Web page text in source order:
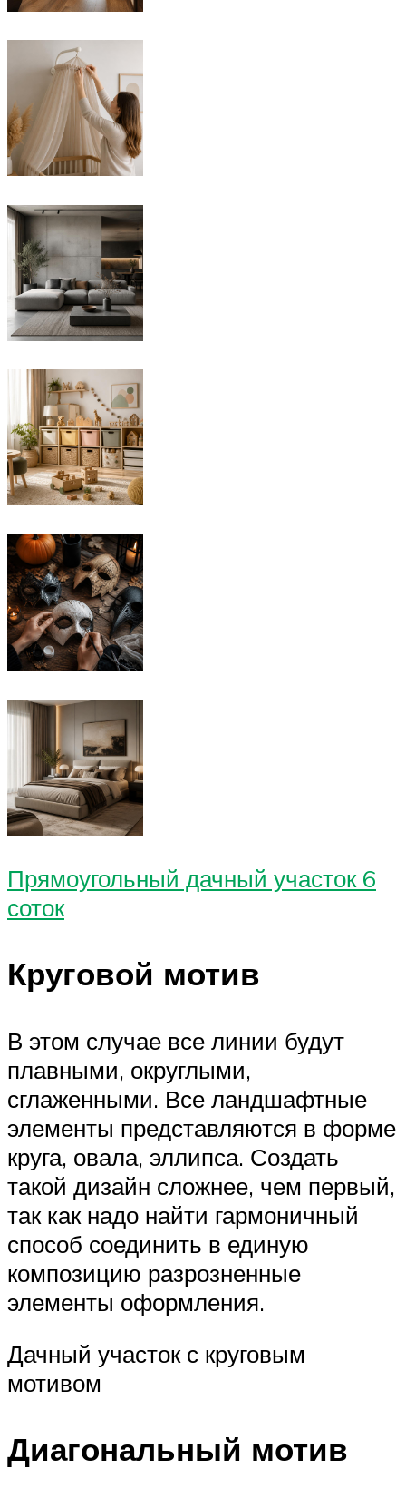
Прямоугольный дачный участок 6
соток
Круговой мотив
В этом случае все линии будут
плавными, округлыми,
сглаженными. Все ландшафтные
элементы представляются в форме
круга, овала, эллипса. Создать
такой дизайн сложнее, чем первый,
так как надо найти гармоничный
способ соединить в единую
композицию разрозненные
элементы оформления.
Дачный участок с круговым
мотивом
Диагональный мотив